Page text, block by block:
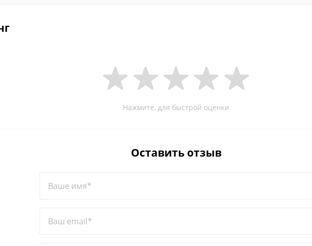
Нажмите, для быстрой оценки
Оставить отзыв
Ваше имя*
Ваш email*